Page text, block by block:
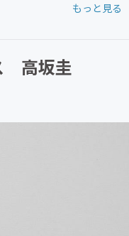
もっと見る
高坂圭